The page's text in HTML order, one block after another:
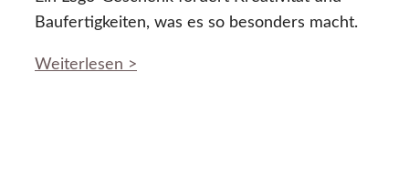
Baufertigkeiten, was es so besonders macht.
Weiterlesen >